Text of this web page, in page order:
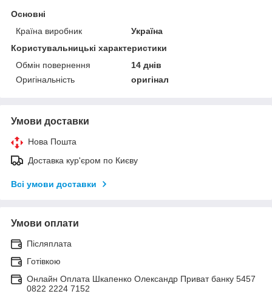
Основні
Країна виробник
Україна
Користувальницькі характеристики
Обмін повернення
14 днів
Оригінальність
оригінал
Умови доставки
Нова Пошта
Доставка кур'єром по Києву
Всі умови доставки
Умови оплати
Післяплата
Готівкою
Онлайн Оплата Шкапенко Олександр Приват банку 5457
0822 2224 7152